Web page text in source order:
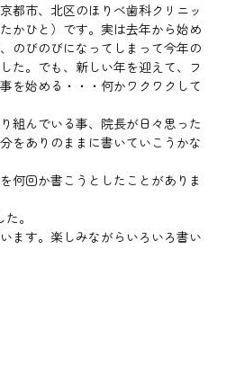
都市、北区のほりべ歯科クリニッ
かひと）です。実は去年から始め
のびのびになってしまって今年の
た。でも、新しい年を迎えて、フ
を始める・・・何かワクワクして
組んでいる事、院長が日々思った
をありのままに書いていこうかな
何回か書こうとしたことがありま
。
ます。楽しみながらいろいろ書い